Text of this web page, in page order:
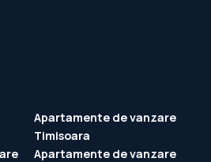
Apartamente de vanzare
Timisoara
Apartamente de vanzare